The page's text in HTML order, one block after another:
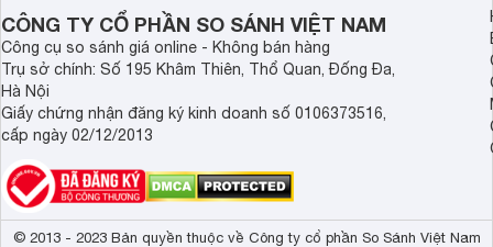
dài.
CÔNG TY CỔ PHẦN SO SÁNH VIỆT NAM
Công cụ so sánh giá online - Không bán hàng
Trụ sở chính: Số 195 Khâm Thiên, Thổ Quan, Đống Đa,
Hà Nội
Giấy chứng nhận đăng ký kinh doanh số 0106373516,
cấp ngày 02/12/2013
© 2013 - 2023 Bản quyền thuộc về Công ty cổ phần So Sánh Việt Nam